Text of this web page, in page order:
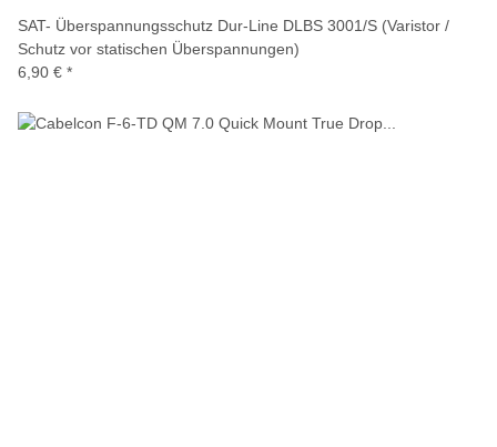
SAT- Überspannungsschutz Dur-Line DLBS 3001/S (Varistor /
Schutz vor statischen Überspannungen)
6,90 € *